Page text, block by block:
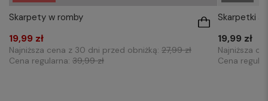
Skarpety w romby
19,99 zł
Najniższa cena z 30 dni przed obniżką: 27,99 zł
Cena regularna: 39,99 zł
Skarpetki
19,99 zł
Najniższa
Cena